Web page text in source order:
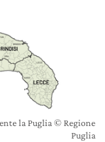
la Puglia © Regione
Puglia